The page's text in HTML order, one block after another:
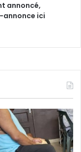
annoncé,
annonce ici